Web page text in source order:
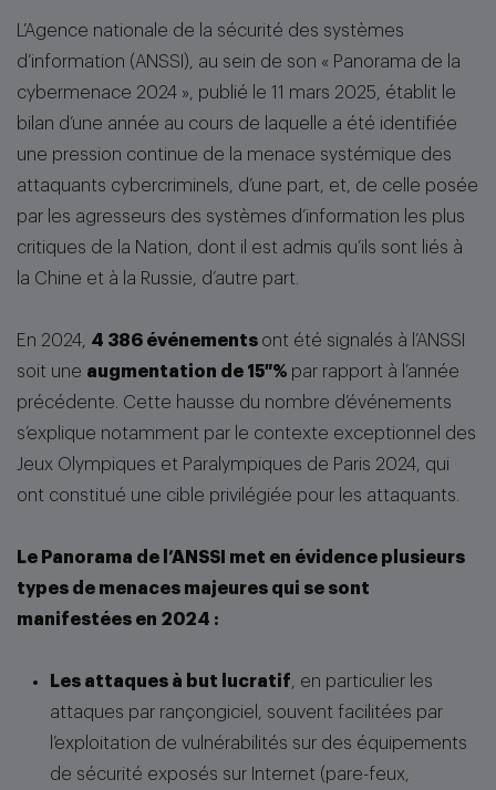
L’Agence nationale de la sécurité des systèmes
d’information (ANSSI), au sein de son « Panorama de la
cybermenace 2024 », publié le 11 mars 2025, établit le
bilan d’une année au cours de laquelle a été identifiée
une pression continue de la menace systémique des
attaquants cybercriminels, d’une part, et, de celle posée
par les agresseurs des systèmes d’information les plus
critiques de la Nation, dont il est admis qu’ils sont liés à
la Chine et à la Russie, d’autre part.
En 2024, 4 386 événements ont été signalés à l’ANSSI
soit une augmentation de 15 % par rapport à l’année
précédente. Cette hausse du nombre d’événements
s’explique notamment par le contexte exceptionnel des
Jeux Olympiques et Paralympiques de Paris 2024, qui
ont constitué une cible privilégiée pour les attaquants.
Le Panorama de l’ANSSI met en évidence plusieurs
types de menaces majeures qui se sont
manifestées en 2024 :
Les attaques à but lucratif , en particulier les
attaques par rançongiciel, souvent facilitées par
l’exploitation de vulnérabilités sur des équipements
de sécurité exposés sur Internet (pare-feux,